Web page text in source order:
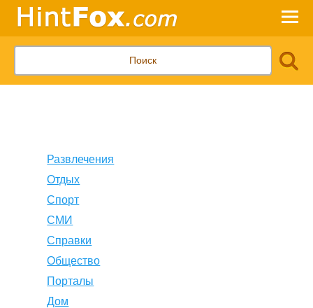
Развлечения
Отдых
Спорт
СМИ
Справки
Общество
Порталы
Дом